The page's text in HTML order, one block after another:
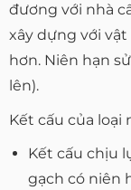
đương với nhà
xây dựng với
hơn. Niên hạn
lên).
Kết cấu của loại
Kết cấu chịu
gạch có niên